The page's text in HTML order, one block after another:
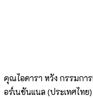
คุณไอดารา หวัง กรรมกา
อร์เนชันแนล (ประเทศไท